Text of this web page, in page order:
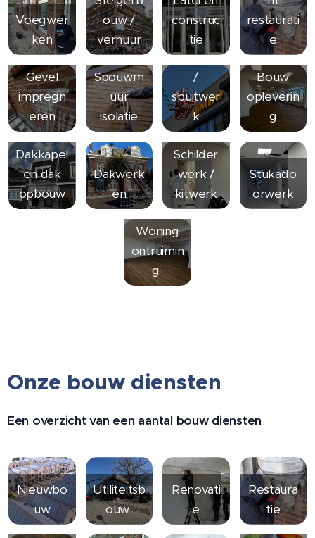
Voegwer
ken
ouw /
verhuur
construc
tie
restaurati
e
Gevel
impregn
eren
Spouwm
uur
isolatie
Damwan
d
reparatie
/
spuitwer
k
Bouw
opleverin
g
Dakkapel
en dak
opbouw
Dakwerk
en
Schilder
werk /
kitwerk
Stukado
orwerk
Woning
ontruimin
g
Onze bouw diensten
Een overzicht van een aantal bouw diensten
Nieuwbo
uw
Utiliteitsb
ouw
Renovati
e
Restaura
tie